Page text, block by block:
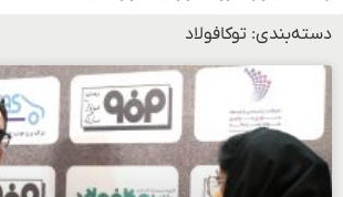
دسته‌بندی: توکافولاد